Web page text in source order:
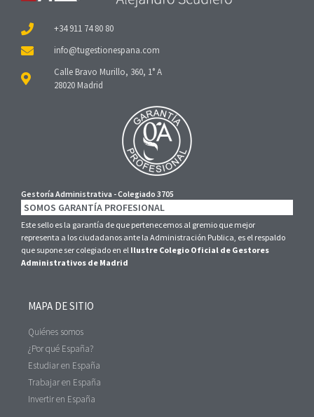
+34 911 74 80 80
Calle Bravo Murillo, 360, 1° A
28020 Madrid
Gestoría Administrativa - Colegiado 3705
SOMOS GARANTÍA PROFESIONAL
Este sello es la garantía de que pertenecemos al gremio que mejor
representa a los ciudadanos ante la Administración Publica, es el respaldo
que supone ser colegiado en el Ilustre Colegio Oficial de Gestores
Administrativos de Madrid
MAPA DE SITIO
Quiénes somos
¿Por qué España?
Estudiar en España
Trabajar en España
Invertir en España